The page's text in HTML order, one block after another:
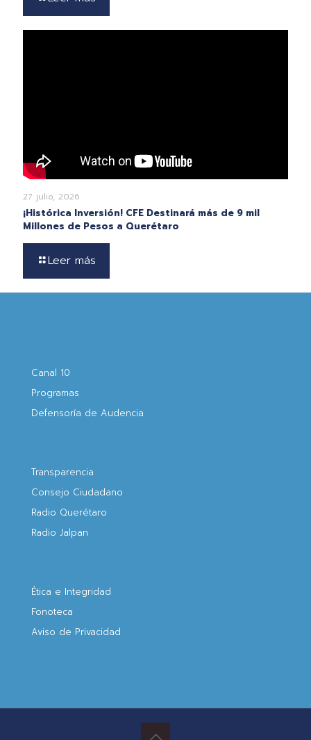
27 julio, 2026
¡Histórica Inversión! CFE Destinará más de 9 mil
Millones de Pesos a Querétaro
Leer más
Canal 10
Programas
Defensoría de Audencia
Transparencia
Consejo Ciudadano
Radio Querétaro
Radio Jalpan
Ética e Integridad
Fonoteca
Aviso de Privacidad